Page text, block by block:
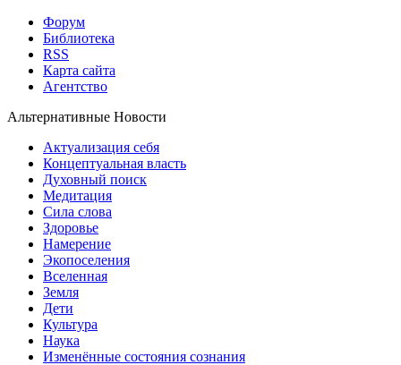
Форум
Библиотека
RSS
Карта сайта
Агентство
Альтернативные Новости
Актуализация себя
Концептуальная власть
Духовный поиск
Медитация
Сила слова
Здоровье
Намерение
Экопоселения
Вселенная
Земля
Дети
Культура
Наука
Изменённые состояния сознания